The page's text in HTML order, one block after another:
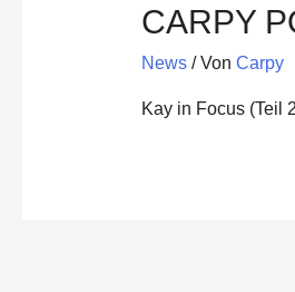
CARPY
News/ Von Carpy
Kay in Focus (Teil